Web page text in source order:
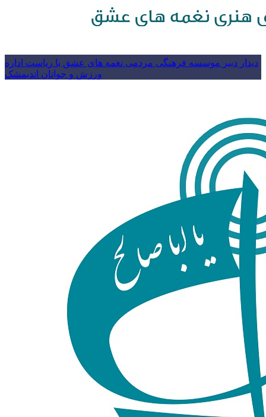
دیدار دبیر موسسه فرهنگی مردمی نغمه های عشق با ریاست اداره
ورزش و جوانان اندیمشک